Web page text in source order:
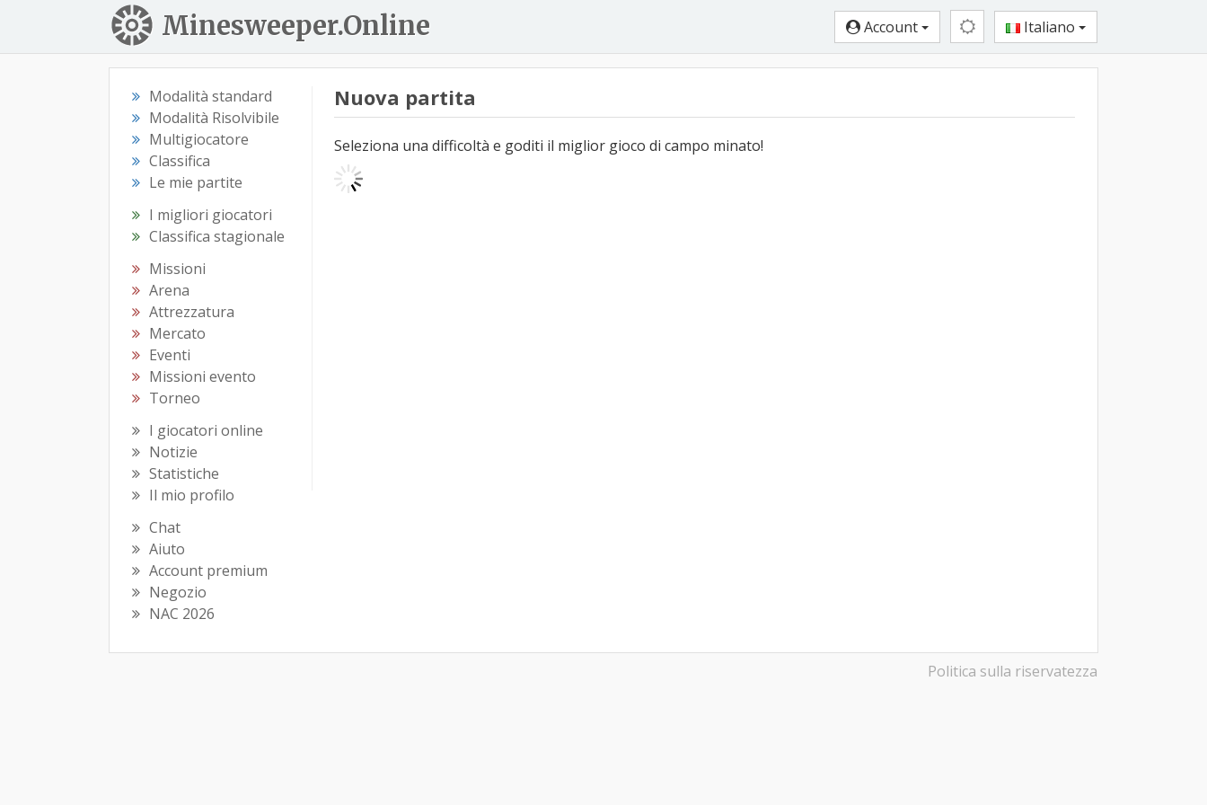
Minesweeper.Online Account Italiano
Modalità standard
Modalità Risolvibile
Multigiocatore
Classifica
Le mie partite
I migliori giocatori
Classifica stagionale
Missioni
Arena
Attrezzatura
Mercato
Eventi
Missioni evento
Torneo
I giocatori online
Notizie
Statistiche
Il mio profilo
Chat
Aiuto
Account premium
Negozio
NAC 2026
Nuova partita
Seleziona una difficoltà e goditi il miglior gioco di campo minato!
Politica sulla riservatezza